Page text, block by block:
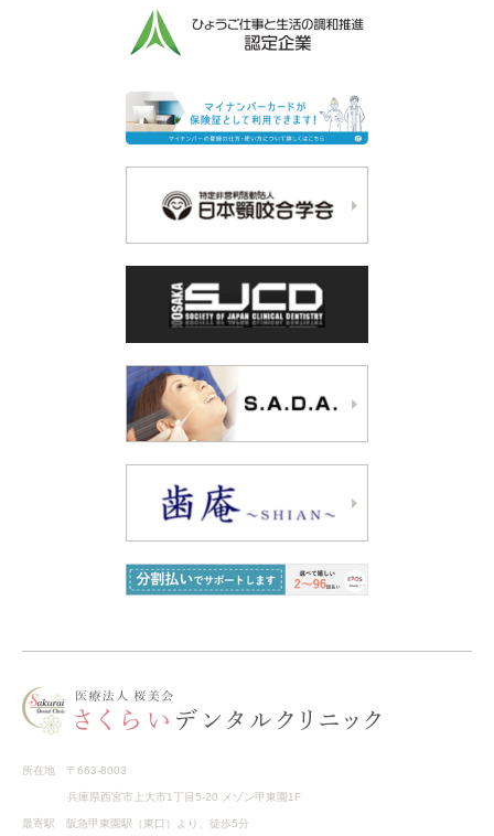
所在地 〒663-8003
兵庫県西宮市上大市1丁目5-20 メゾン甲東園1F
最寄駅 阪急甲東園駅（東口）より、徒歩5分